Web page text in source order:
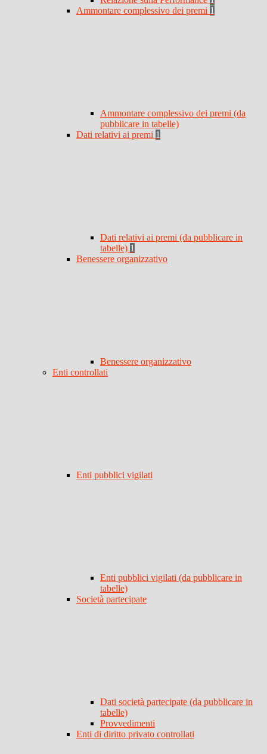
Ammontare complessivo dei premi 1
Ammontare complessivo dei premi (da
pubblicare in tabelle)
Dati relativi ai premi 1
Dati relativi ai premi (da pubblicare in
tabelle) 1
Benessere organizzativo
Benessere organizzativo
Enti controllati
Enti pubblici vigilati
Enti pubblici vigilati (da pubblicare in
tabelle)
Società partecipate
Dati società partecipate (da pubblicare in
tabelle)
Provvedimenti
Enti di diritto privato controllati